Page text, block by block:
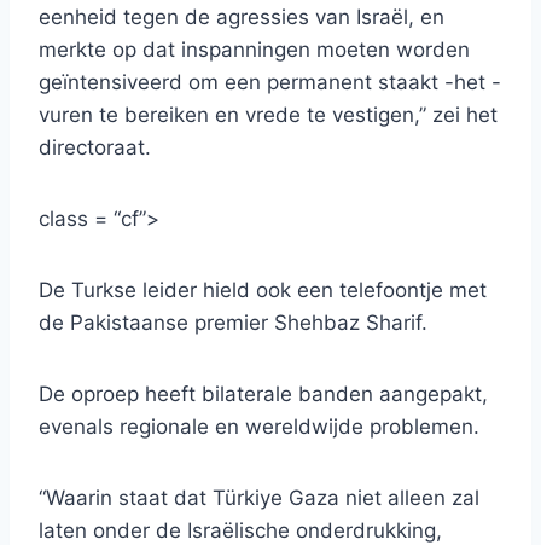
eenheid tegen de agressies van Israël, en
merkte op dat inspanningen moeten worden
geïntensiveerd om een ​​permanent staakt -het -
vuren te bereiken en vrede te vestigen,” zei het
directoraat.
class = “cf”>
De Turkse leider hield ook een telefoontje met
de Pakistaanse premier Shehbaz Sharif.
De oproep heeft bilaterale banden aangepakt,
evenals regionale en wereldwijde problemen.
“Waarin staat dat Türkiye Gaza niet alleen zal
laten onder de Israëlische onderdrukking,